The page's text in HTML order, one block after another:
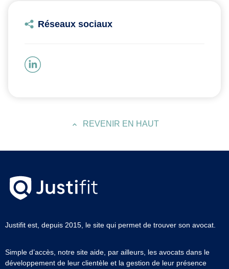
Réseaux sociaux
REVENIR EN HAUT
Justifit est, depuis 2015, le site qui permet de trouver son avocat.
Simple d’accès, notre site aide, par ailleurs, les avocats dans le
développement de leur clientèle et la gestion de leur présence